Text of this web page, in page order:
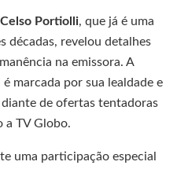
Celso Portiolli, que já é uma
décadas, revelou detalhes
na emissora. A
marcada por sua lealdade e
de ofertas tentadoras
a TV Globo.
uma participação especial